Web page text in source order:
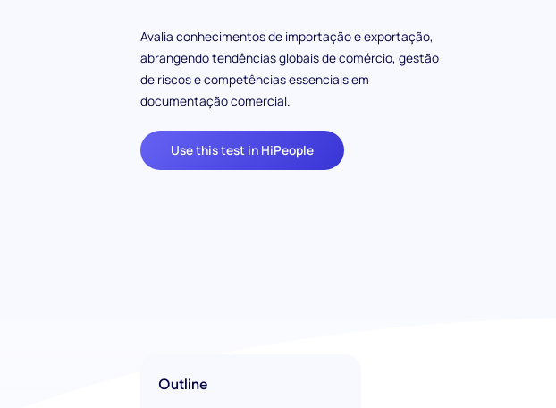
Avalia conhecimentos de importação e exportação,
abrangendo tendências globais de comércio, gestão
de riscos e competências essenciais em
documentação comercial.
Use this test in HiPeople
Outline